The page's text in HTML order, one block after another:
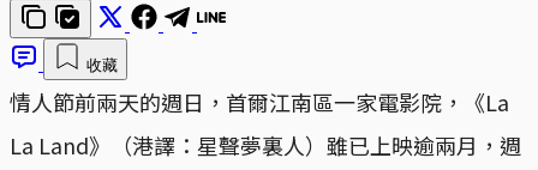
收藏
情人節前兩天的週日，首爾江南區一家電影院，《La
La Land》（港譯：星聲夢裏人）雖已上映逾兩月，週